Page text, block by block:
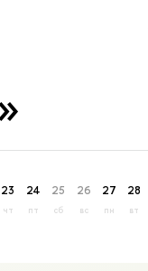
23
чт
24
пт
25
сб
26
вс
27
пн
28
вт